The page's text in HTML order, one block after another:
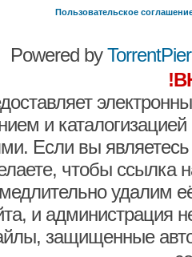
Пользовательское
Powered by
и
Если вы являетесь
чтобы ссылка
удалим
и администрация
защищенные